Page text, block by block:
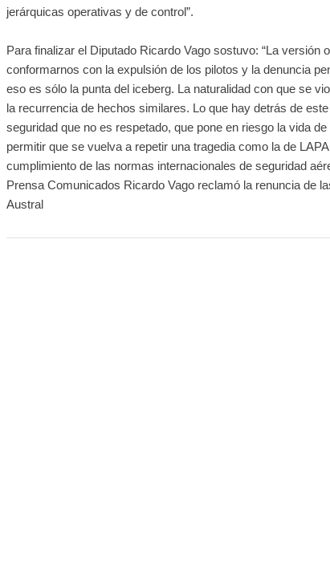
jerárquicas operativas y de control”.
Para finalizar el Diputado Ricardo Vago sostuvo: “La versión
conformarnos con la expulsión de los pilotos y la denuncia
eso es sólo la punta del iceberg. La naturalidad con que se
la recurrencia de hechos similares. Lo que hay detrás de
seguridad que no es respetado, que pone en riesgo la vida
permitir que se vuelva a repetir una tragedia como la de
cumplimiento de las normas internacionales de seguridad
Prensa Comunicados Ricardo Vago reclamó la renuncia de
Austral